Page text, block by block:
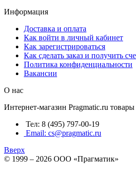
Информация
Доставка и оплата
Как войти в личный кабинет
Как зарегистрироваться
Как сделать заказ и получить
Политика конфиденциальности
Вакансии
О нас
Интернет-магазин Pragmatic.ru
Тел: 8 (495) 797-00-19
Email: cs@pragmatic.ru
Вверх
© 1999 – 2026 ООО «Прагматик»